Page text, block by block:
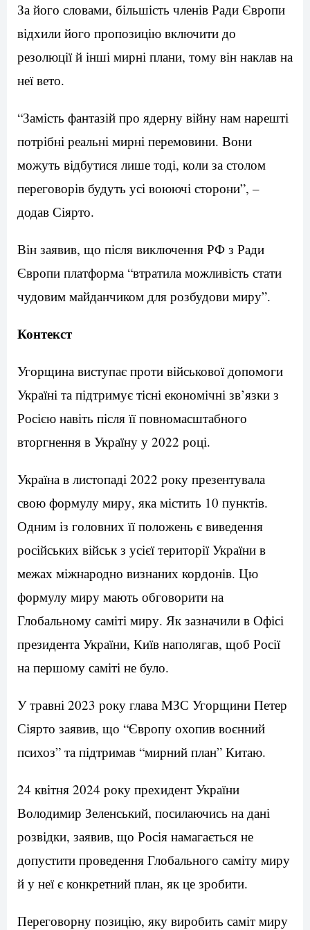
За його словами, більшість членів Ради Європи
відхили його пропозицію включити до
резолюції й інші мирні плани, тому він наклав на
неї вето.
“Замість фантазій про ядерну війну нам нарешті
потрібні реальні мирні перемовини. Вони
можуть відбутися лише тоді, коли за столом
переговорів будуть усі воюючі сторони”, –
додав Сіярто.
Він заявив, що після виключення РФ з Ради
Європи платформа “втратила можливість стати
чудовим майданчиком для розбудови миру”.
Контекст
Угорщина виступає проти військової допомоги
Україні та підтримує тісні економічні зв’язки з
Росією навіть після її повномасштабного
вторгнення в Україну у 2022 році.
Україна в листопаді 2022 року презентувала
свою формулу миру, яка містить 10 пунктів.
Одним із головних її положень є виведення
російських військ з усієї території України в
межах міжнародно визнаних кордонів. Цю
формулу миру мають обговорити на
Глобальному саміті миру. Як зазначили в Офісі
президента України, Київ наполягав, щоб Росії
на першому саміті не було.
У травні 2023 року глава МЗС Угорщини Петер
Сіярто заявив, що “Європу охопив воєнний
психоз” та підтримав “мирний план” Китаю.
24 квітня 2024 року прехидент України
Володимир Зеленський, посилаючись на дані
розвідки, заявив, що Росія намагається не
допустити проведення Глобального саміту миру
й у неї є конкретний план, як це зробити.
Переговорну позицію, яку виробить саміт миру